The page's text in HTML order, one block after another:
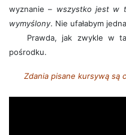
wyznanie – wszystko jest w
wymyślony. Nie ufałabym
Prawda, jak zwykle w
pośrodku.
Zdania pisane kursywą są